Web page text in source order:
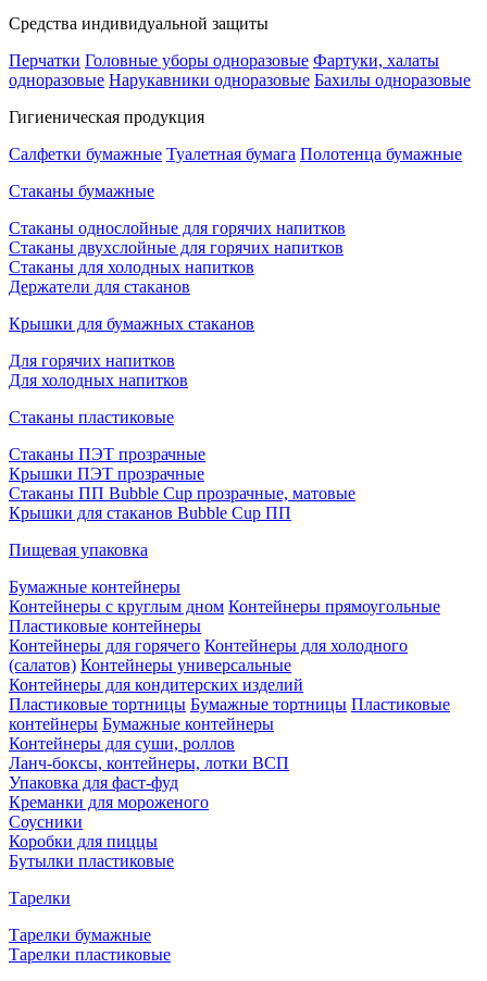
Средства индивидуальной защиты
Перчатки Головные уборы одноразовые Фартуки, халаты
одноразовые Нарукавники одноразовые Бахилы одноразовые
Гигиеническая продукция
Салфетки бумажные Туалетная бумага Полотенца бумажные
Стаканы бумажные
Стаканы однослойные для горячих напитков
Стаканы двухслойные для горячих напитков
Стаканы для холодных напитков
Держатели для стаканов
Крышки для бумажных стаканов
Для горячих напитков
Для холодных напитков
Стаканы пластиковые
Стаканы ПЭТ прозрачные
Крышки ПЭТ прозрачные
Стаканы ПП Bubble Cup прозрачные, матовые
Крышки для стаканов Bubble Cup ПП
Пищевая упаковка
Бумажные контейнеры
Контейнеры с круглым дном Контейнеры прямоугольные
Пластиковые контейнеры
Контейнеры для горячего Контейнеры для холодного
(салатов) Контейнеры универсальные
Контейнеры для кондитерских изделий
Пластиковые тортницы Бумажные тортницы Пластиковые
контейнеры Бумажные контейнеры
Контейнеры для суши, роллов
Ланч-боксы, контейнеры, лотки ВСП
Упаковка для фаст-фуд
Креманки для мороженого
Соусники
Коробки для пиццы
Бутылки пластиковые
Тарелки
Тарелки бумажные
Тарелки пластиковые